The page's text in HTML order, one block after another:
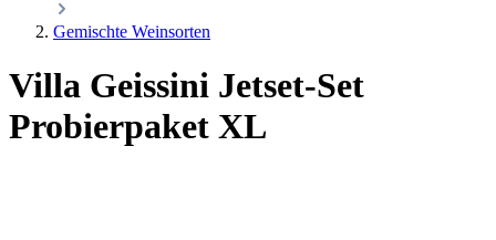
Gemischte Weinsorten
Villa Geissini Jetset-Set
Probierpaket XL